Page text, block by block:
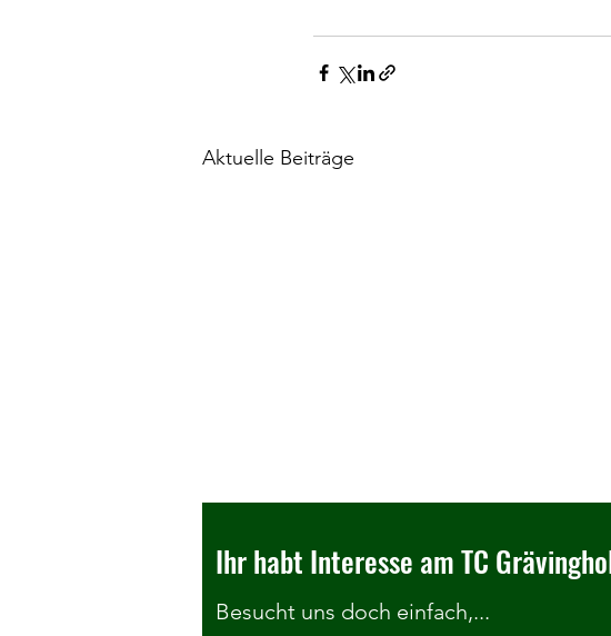
Aktuelle Beiträge
Ihr habt Interesse am TC
Besucht uns doch einfach,...